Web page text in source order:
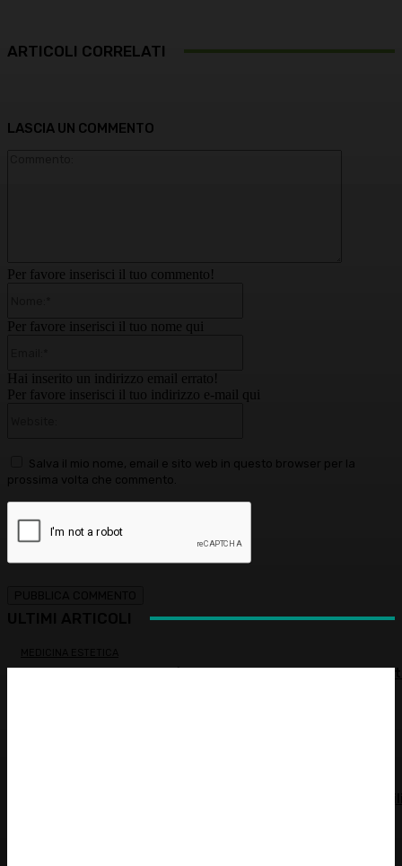
ARTICOLI CORRELATI
LASCIA UN COMMENTO
Per favore inserisci il tuo commento!
Per favore inserisci il tuo nome qui
Hai inserito un indirizzo email errato!
Per favore inserisci il tuo indirizzo e-mail qui
Salva il mio nome, email e sito web in questo browser per la
prossima volta che commento.
Restituire luce e vitalità allo sguardo, tra medicina